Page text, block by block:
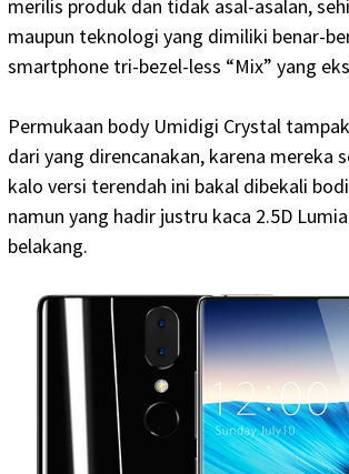
merilis produk dan tidak asal-asalan,
maupun teknologi yang dimiliki benar-
smartphone tri-bezel-less “Mix” yang
Permukaan body Umidigi Crystal
dari yang direncanakan, karena mereka
kalo versi terendah ini bakal dibekali
namun yang hadir justru kaca 2.5D
belakang.